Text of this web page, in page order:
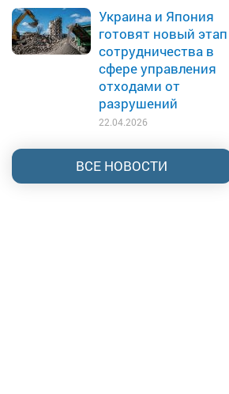
Украина и Япония
готовят новый этап
сотрудничества в
сфере управления
отходами от
разрушений
22.04.2026
ВСЕ НОВОСТИ